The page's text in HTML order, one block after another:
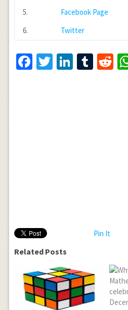
5.
Facebook Page
6.
Twitter
Facebook
Twitter
Pin It
Related Posts